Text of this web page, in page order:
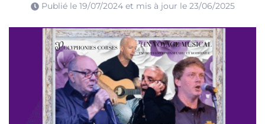
Publié le 19/07/2024et mis à jour le 23/06/2025